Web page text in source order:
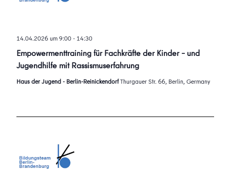
Empowermenttraining für Fachkräfte der Kinder – und
Jugendhilfe mit Rassismuserfahrung
14.04.2026 um 9:00- 14:30
Haus der Jugend - Berlin-ReinickendorfThurgauer Str. 66, Berlin, Germany